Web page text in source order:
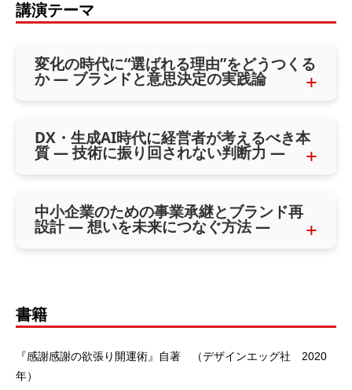
講演テーマ
変化の時代に“選ばれる理由”をどうつくる
か ― ブランドと意思決定の実践論
DX・生成AI時代に経営者が考えるべき本
質 ― 技術に振り回されない判断力 ―
中小企業のための事業承継とブランド再
設計 ― 想いを未来につなぐ方法 ―
書籍
『感謝感謝の欲張り開運術』自著 （デザインエッグ社 2020
年）